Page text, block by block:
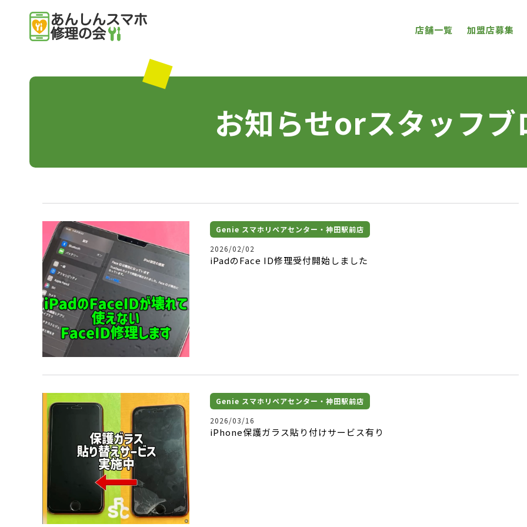
店舗一覧 加盟店募集
お知らせorスタッフブ
Genie スマホリペアセンター・神田駅前店
2026/02/02
iPadのFace ID修理受付開始しました
Genie スマホリペアセンター・神田駅前店
2026/03/16
iPhone保護ガラス貼り付けサービス有り